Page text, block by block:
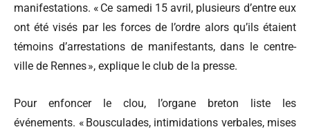
manifestations. « Ce samedi 15 avril, plusieurs d’entre eux
ont été visés par les forces de l’ordre alors qu’ils étaient
témoins d’arrestations de manifestants, dans le centre-
ville de Rennes », explique le club de la presse.
Pour enfoncer le clou, l’organe breton liste les
événements. « Bousculades, intimidations verbales, mises